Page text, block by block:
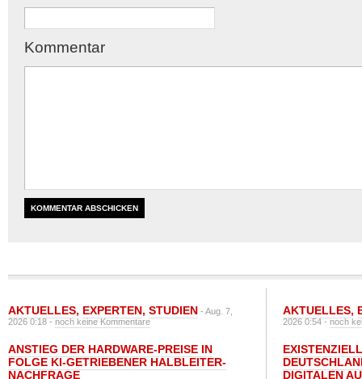
Kommentar
AKTUELLES, EXPERTEN, STUDIEN - Aug. 7,
2026 0:18 -noch keine Kommentare
ANSTIEG DER HARDWARE-PREISE IN
FOLGE KI-GETRIEBENER HALBLEITER-
NACHFRAGE
AKTUELLES,
2026 0:54 -noch
DIGITALEN